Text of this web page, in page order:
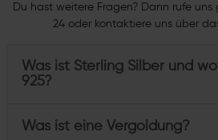
Du hast weitere Fragen? Dann rufe uns
24 oder kontaktiere uns über
Was ist Sterling Silber und
925?
Was ist eine Vergoldung?